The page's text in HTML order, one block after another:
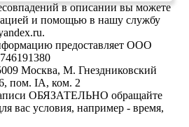
в описании вы можете
и помощью в нашу службу
предоставляет ООО
Москва, М. Гнездниковский
пом. IA, ком. 2
ОБЯЗАТЕЛЬНО обращайте
вас условия, например - время,